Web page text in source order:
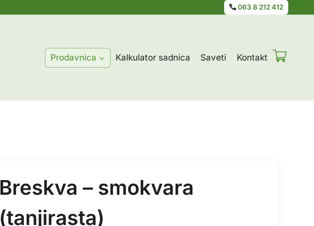
063 8 212 412
Prodavnica Kalkulator sadnica Saveti Kontakt
Breskva – smokvara
(tanjirasta)